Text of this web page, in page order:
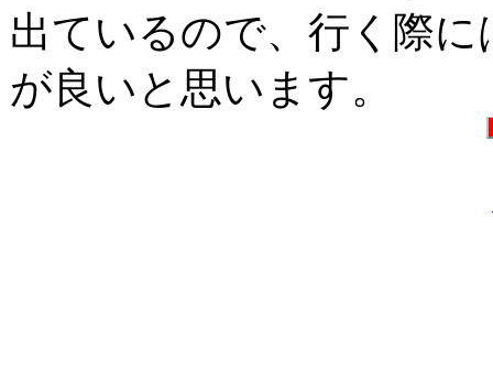
出ているので、行く際
が良いと思います。